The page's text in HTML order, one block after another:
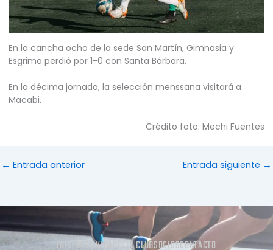
En la cancha ocho de la sede San Martín, Gimnasia y
Esgrima perdió por 1-0 con Santa Bárbara.
En la décima jornada, la selección menssana visitará a
Macabi.
Crédito foto: Mechi Fuentes
← Entrada anterior Entrada siguiente →
INICIOACTIVIDADES EL CLUBSOCIOSCONTACTO